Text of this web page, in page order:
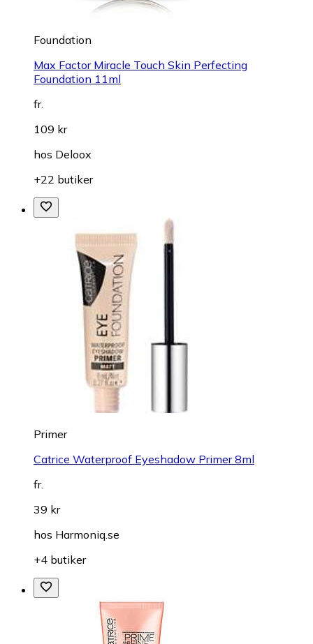
Foundation
Max Factor Miracle Touch Skin Perfecting
Foundation 11ml
fr.
109 kr
hos Deloox
+22 butiker
Primer
Catrice Waterproof Eyeshadow Primer 8ml
fr.
39 kr
hos Harmoniq.se
+4 butiker